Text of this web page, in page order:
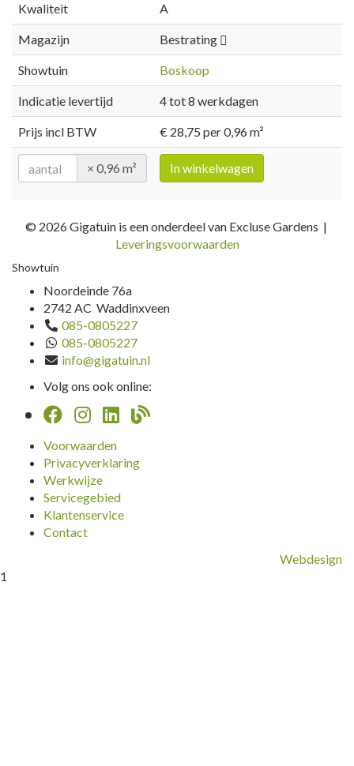
Kwaliteit A
Magazijn Bestrating
Showtuin Boskoop
Indicatie levertijd 4 tot 8 werkdagen
Prijs incl BTW € 28,75 per 0,96 m²
× 0,96 m² In winkelwagen
© 2026 Gigatuin is een onderdeel van Excluse Gardens |
Leveringsvoorwaarden
Showtuin
Noordeinde 76a
2742 AC Waddinxveen
085-0805227
085-0805227
info@gigatuin.nl
Volg ons ook online:
Voorwaarden
Privacyverklaring
Werkwijze
Servicegebied
Klantenservice
Contact
Webdesign
1